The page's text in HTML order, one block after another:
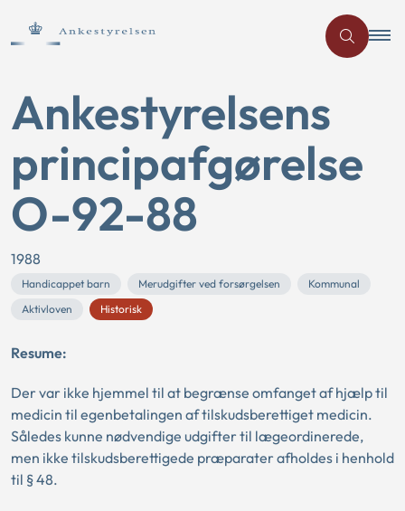
Ankestyrelsens
principafgørelse
O-92-88
1988
Handicappet barn Merudgifter ved forsørgelsen
Kommunal
Aktivloven
Historisk
Resume:
Der var ikke hjemmel til at begrænse omfanget af hjælp til
medicin til egenbetalingen af tilskudsberettiget medicin.
Således kunne nødvendige udgifter til lægeordinerede,
men ikke tilskudsberettigede præparater afholdes i henhold
til § 48.